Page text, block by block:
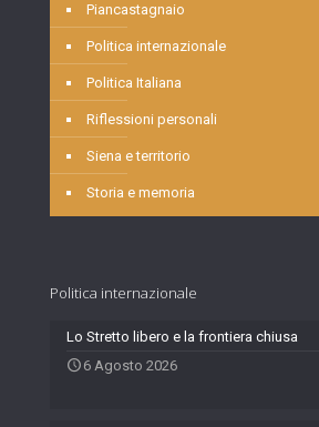
Piancastagnaio
Politica internazionale
Politica Italiana
Riflessioni personali
Siena e territorio
Storia e memoria
Politica internazionale
Lo Stretto libero e la frontiera chiusa
6 Agosto 2026